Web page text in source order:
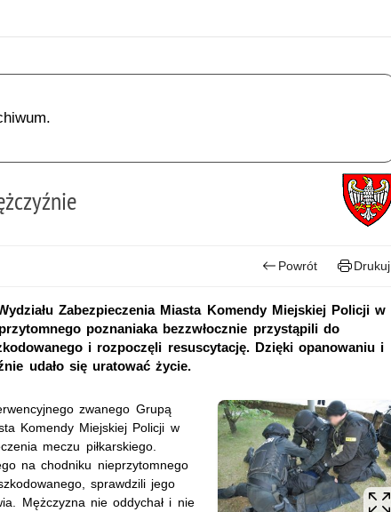
Powrót Drukuj
Zabezpieczenia Miasta Komendy Miejskiej Policji w
poznaniaka bezzwłocznie przystąpili do
i rozpoczęli resuscytację. Dzięki opanowaniu i
udało się uratować życie.
zwanego Grupą
Komendy Miejskiej Policji w
meczu piłkarskiego.
na chodniku nieprzytomnego
sprawdzili jego
Mężczyzna nie oddychał i nie